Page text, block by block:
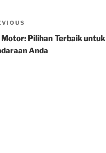
Pilihan Terbaik untuk
Anda